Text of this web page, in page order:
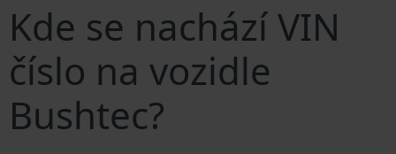
Kde se nachází VIN
číslo na vozidle
Bushtec?